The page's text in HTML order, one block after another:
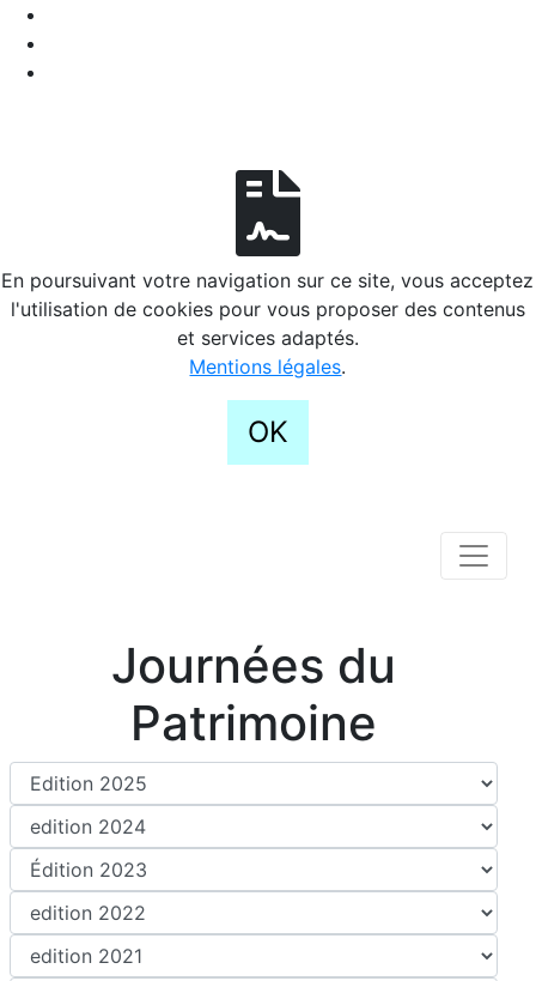
En poursuivant votre navigation sur ce site, vous acceptez
l'utilisation de cookies pour vous proposer des contenus
et services adaptés.
Mentions légales.
OK
Journées du
Patrimoine